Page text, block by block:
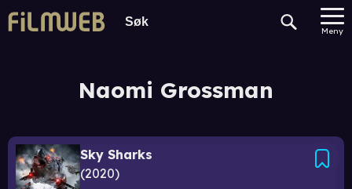
Meny
Naomi Grossman
Sky Sharks
2020